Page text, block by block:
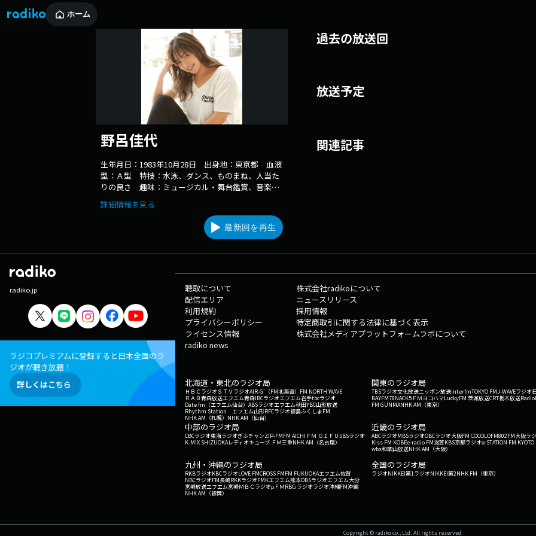
ホーム
野呂佳代
生年月日：1983年10月28日 出身地：東京都 血液
型：Ａ型 特技：水泳、ダンス、ものまね、人当た
りの良さ 趣味：ミュージカル・舞台鑑賞、音楽鑑
賞、ダンス、映画鑑賞、お味噌汁作り、キックボク
シング 免許：乗馬ライセンス5級（2014/8 取
得）、小型船舶操縦免許2級(2014/11 取得) サイ
詳細情報を見る
最新回を再生
過去の放送回
放送予定
関連記事
radiko.jp
ラジコプレミアムに登録すると日本全国のラ
ジオが聴き放題！
詳しくはこちら
聴取について
配信エリア
利用規約
プライバシーポリシー
ライセンス情報
radiko news
株式会社radikoについて
ニュースリリース
採用情報
特定商取引に関する法律に基づく表示
株式会社メディアプラットフォームラボについて
北海道・東北のラジオ局
ＨＢＣラジオＳＴＶラジオAIR-G'（FM北海道） FM NORTH WAVE
ＲＡＢ青森放送エフエム青森IBCラジオエフエム岩手tbcラジオ
Date fm（エフエム仙台） ABSラジオエフエム秋田YBC山形放送
Rhythm Station エフエム山形RFCラジオ福島ふくしまFM
NHK AM（札幌） NHK AM（仙台）
関東のラジオ局
TBSラジオ文化放送ニッポン放送interfmTOKYO FMJ-WAVEラジオ
BAYFM78NACK5 ＦＭヨコハマLuckyFM 茨城放送CRT栃木放送
FM GUNMANHK AM（東京）
中部のラジオ局
CBCラジオ東海ラジオぎふチャンZIP-FMFM AICHI ＦＭ ＧＩＦＵ SBSラジオ
K-MIX SHIZUOKAレディオキューブ ＦＭ三重NHK AM（名古屋）
近畿のラジオ局
ABCラジオMBSラジオOBCラジオ大阪FM COCOLOFM802FM大阪ラ
Kiss FM KOBEe-radio FM滋賀KBS京都ラジオα-STATION FM KYOTO
wbs和歌山放送NHK AM（大阪）
九州・沖縄のラジオ局
RKBラジオKBCラジオLOVE FMCROSS FMFM FUKUOKAエフエム佐賀
NBCラジオFM長崎RKKラジオFMKエフエム熊本OBSラジオエフエム大分
宮崎放送エフエム宮崎ＭＢＣラジオμＦＭRBCiラジオラジオ沖縄FM沖縄
NHK AM（福岡）
全国のラジオ局
ラジオNIKKEI第1ラジオNIKKEI第2NHK FM（東京）
Copyright © radiko co., Ltd. All rights reserved